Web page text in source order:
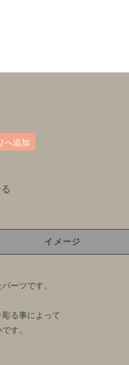
へ追加
イメージ
ーツです。
る事によって
す。